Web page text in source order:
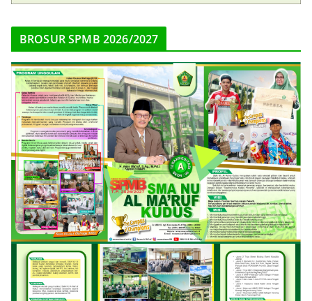
BROSUR SPMB 2026/2027